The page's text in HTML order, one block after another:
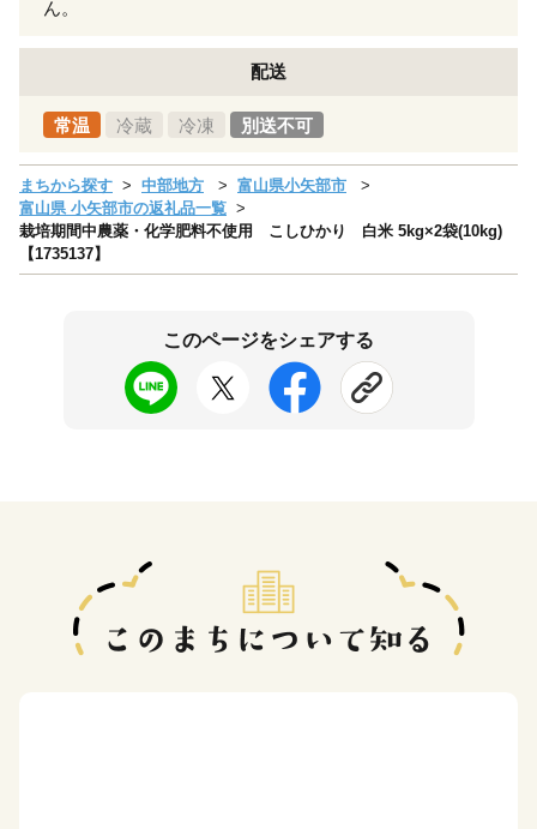
ん。
配送
常温 冷蔵 冷凍 別送不可
まちから探す 中部地方
富山県小矢部市
富山県 小矢部市の返礼品一覧
栽培期間中農薬・化学肥料不使用 こしひかり 白米 5kg×2袋(10kg)
【1735137】
このページをシェアする